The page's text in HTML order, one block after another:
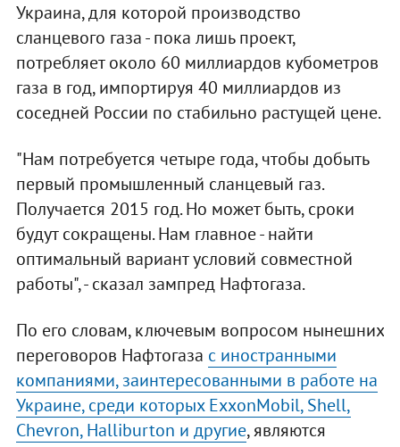
Украина, для которой производство
сланцевого газа - пока лишь проект,
потребляет около 60 миллиардов кубометров
газа в год, импортируя 40 миллиардов из
соседней России по стабильно растущей цене.
"Нам потребуется четыре года, чтобы добыть
первый промышленный сланцевый газ.
Получается 2015 год. Но может быть, сроки
будут сокращены. Нам главное - найти
оптимальный вариант условий совместной
работы", - сказал зампред Нафтогаза.
По его словам, ключевым вопросом нынешних
переговоров Нафтогаза с иностранными
компаниями, заинтересованными в работе на
Украине, среди которых ExxonMobil, Shell,
Chevron, Halliburton и другие, являются